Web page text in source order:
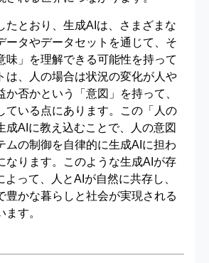
たとおり、生成AIは、さまざまな
ータやデータセットを通じて、そ
味」を理解できる可能性を持って
は、人の場合は状況の変化が人や
か否かという「意図」を持って、
ている点にあります。この「人の
成AIに教え込むことで、人の意図
ムの制御を自律的に生成AIに担わ
なります。このような生成AIが存
って、人とAIが自然に共存し、
豊かな暮らしと社会が実現される
す。